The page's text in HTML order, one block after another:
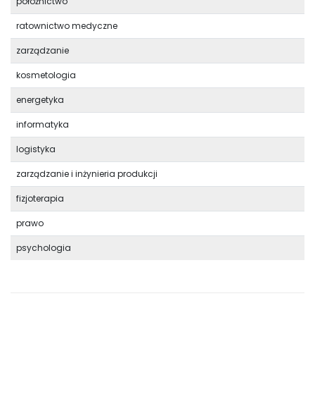
ratownictwo medyczne
zarządzanie
kosmetologia
energetyka
informatyka
logistyka
zarządzanie i inżynieria produkcji
fizjoterapia
prawo
psychologia